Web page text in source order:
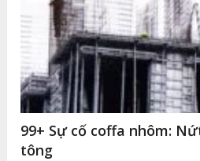
99+ Sự cố coffa nhôm:
tông